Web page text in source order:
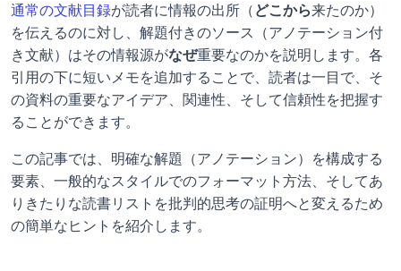
通常の文献目録が読者に情報の出所（ どこから来たのか）
を伝えるのに対し、解題付きのソース（アノテーション付
き文献）はその情報源がなぜ重要なのかを説明します。各
引用の下に短いメモを追加することで、読者は一目で、そ
の資料の重要なアイデア、関連性、そして信頼性を把握す
ることができます。
この記事では、明確な解題（アノテーション）を構成する
要素、一般的なスタイルでのフォーマット方法、そしてあ
りきたりな読書リストを批判的思考の証明へと変えるため
の簡単なヒントを紹介します。